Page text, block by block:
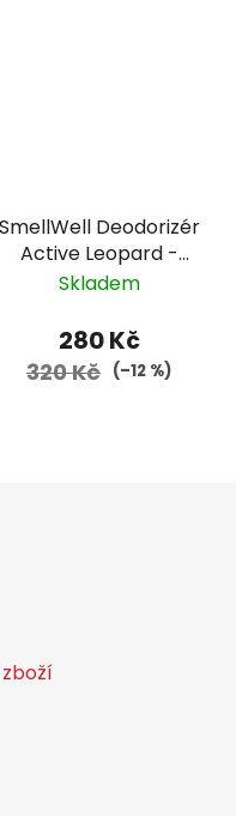
SmellWell Deodorizér
Active Leopard -
modrý
Skladem
280 Kč
320 Kč (–12 %)